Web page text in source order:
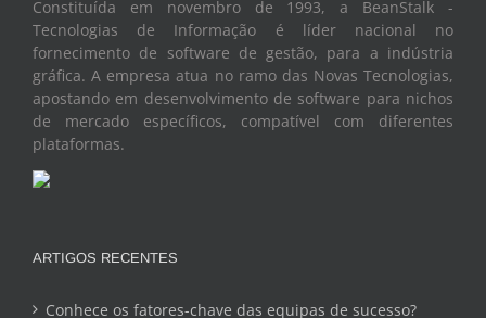
Constituída em novembro de 1993, a BeanStalk -
Tecnologias de Informação é líder nacional no
fornecimento de software de gestão, para a indústria
gráfica. A empresa atua no ramo das Novas Tecnologias,
apostando em desenvolvimento de software para nichos
de mercado específicos, compatível com diferentes
plataformas.
ARTIGOS RECENTES
Conhece os fatores-chave das equipas de sucesso?